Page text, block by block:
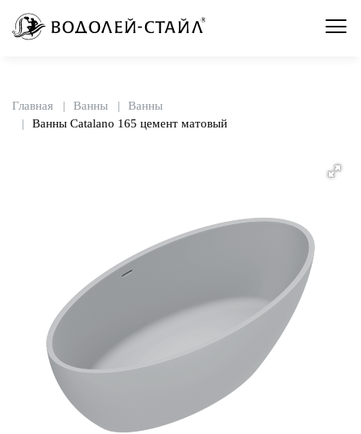
Главная Ванны
Ванны
Ванны Catalano 165 цемент матовый